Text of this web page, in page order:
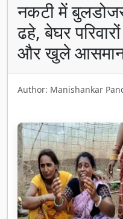
नकटी में
ढहे, बेघर
और खुले आसमान
Author: Manishankar